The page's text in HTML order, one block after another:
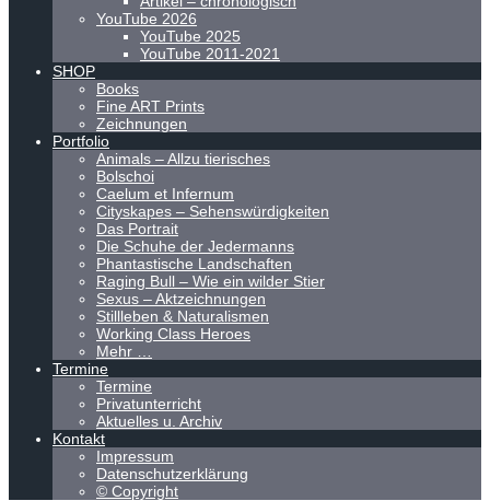
YouTube 2026
YouTube 2025
YouTube 2011-2021
SHOP
Books
Fine ART Prints
Zeichnungen
Portfolio
Animals – Allzu tierisches
Bolschoi
Caelum et Infernum
Cityskapes – Sehenswürdigkeiten
Das Portrait
Die Schuhe der Jedermanns
Phantastische Landschaften
Raging Bull – Wie ein wilder Stier
Sexus – Aktzeichnungen
Stillleben & Naturalismen
Working Class Heroes
Mehr …
Termine
Termine
Privatunterricht
Aktuelles u. Archiv
Kontakt
Impressum
Datenschutzerklärung
© Copyright